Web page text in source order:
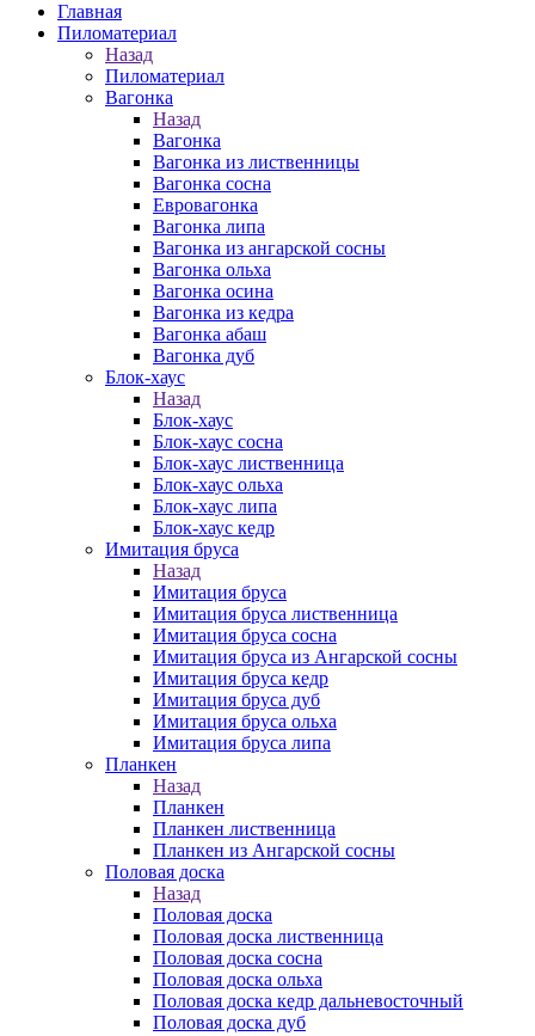
Главная
Пиломатериал
Назад
Пиломатериал
Вагонка
Назад
Вагонка
Вагонка из лиственницы
Вагонка сосна
Евровагонка
Вагонка липа
Вагонка из ангарской сосны
Вагонка ольха
Вагонка осина
Вагонка из кедра
Вагонка абаш
Вагонка дуб
Блок-хаус
Назад
Блок-хаус
Блок-хаус сосна
Блок-хаус лиственница
Блок-хаус ольха
Блок-хаус липа
Блок-хаус кедр
Имитация бруса
Назад
Имитация бруса
Имитация бруса лиственница
Имитация бруса сосна
Имитация бруса из Ангарской сосны
Имитация бруса кедр
Имитация бруса дуб
Имитация бруса ольха
Имитация бруса липа
Планкен
Назад
Планкен
Планкен лиственница
Планкен из Ангарской сосны
Половая доска
Назад
Половая доска
Половая доска лиственница
Половая доска сосна
Половая доска ольха
Половая доска кедр дальневосточный
Половая доска дуб